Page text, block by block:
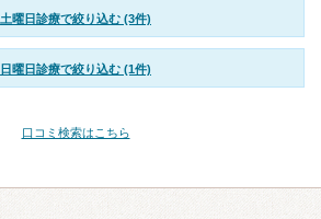
土曜日診療で絞り込む (3件)
日曜日診療で絞り込む (1件)
口コミ検索はこちら